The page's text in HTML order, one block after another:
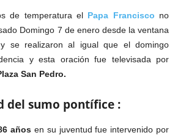
de temperatura el Papa Francisco no
Domingo 7 de enero desde la ventana
se realizaron al igual que el domingo
y esta oración fue televisada por
San Pedro.
del sumo pontífice :
años en su juventud fue intervenido por